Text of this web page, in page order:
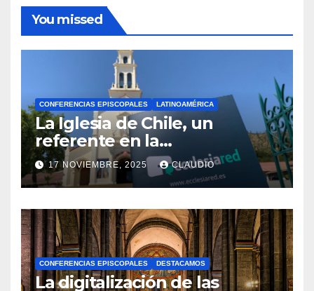
You missed
CONFERENCIAS EPISCOPALES LATINOAMÉRICA
La Iglesia de Chile, un
referente en la
transformación digital
gracias a Ecclesiared
17 NOVIEMBRE, 2025 CLAUDIO
N
O
H
A
Y
CONFERENCIAS EPISCOPALES DESTACAMOS
La digitalización de las